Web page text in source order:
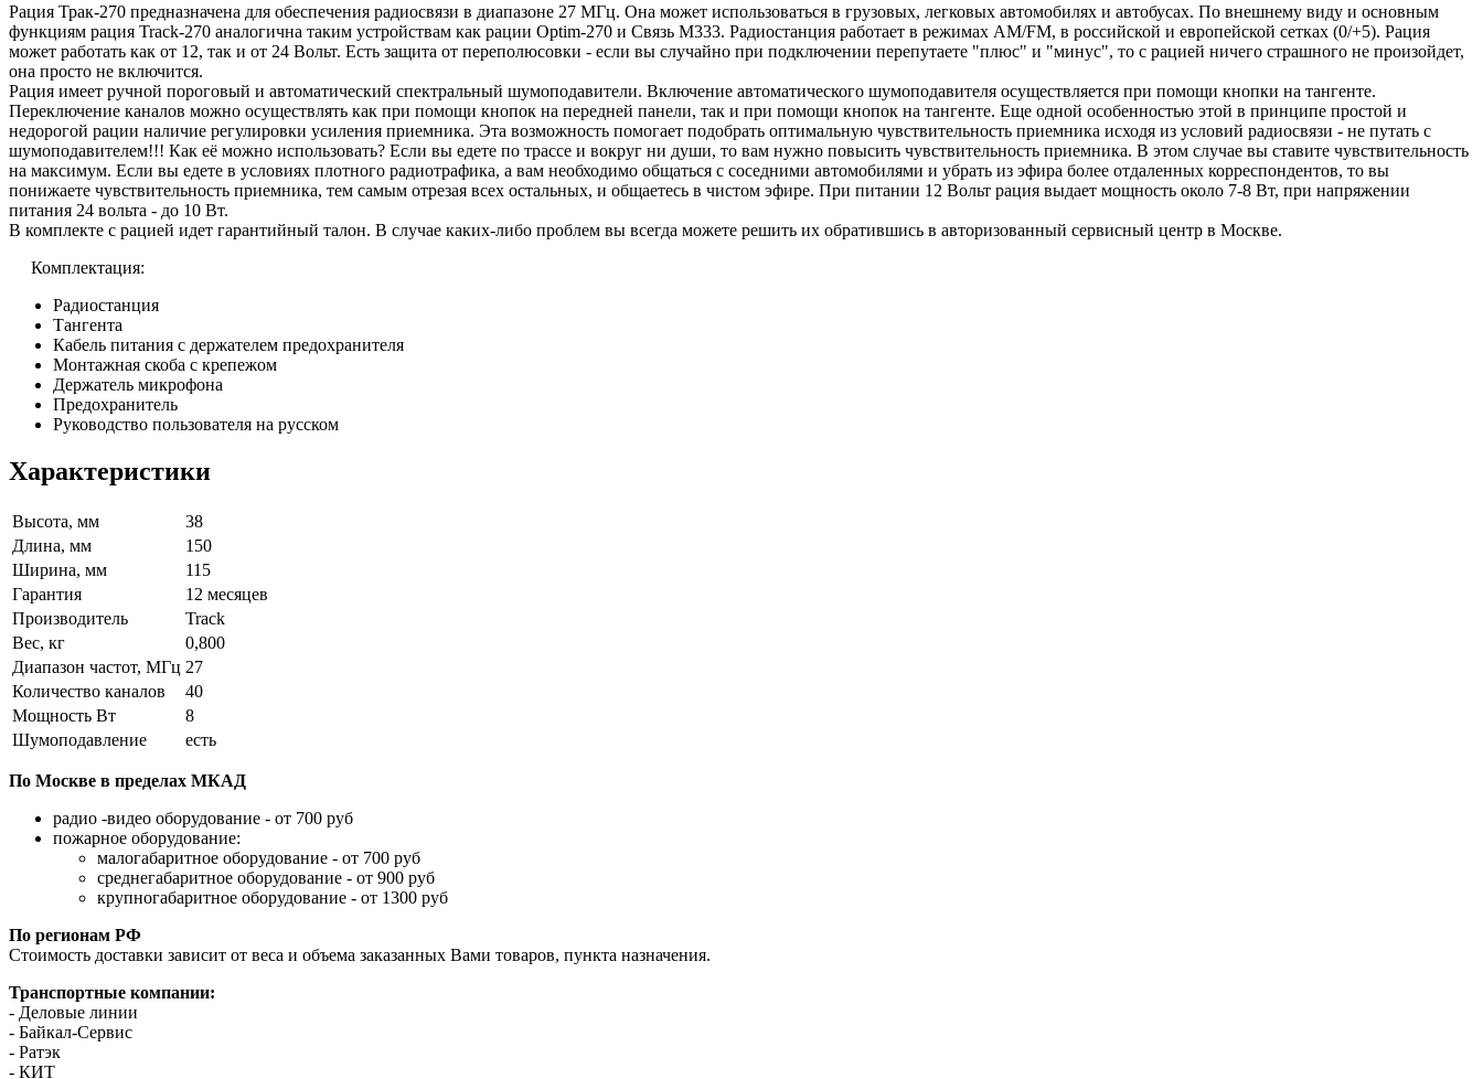
Рация Трак-270 предназначена для обеспечения радиосвязи в диапазоне 27 МГц. Она может использоваться в грузовых, легковых автомобилях и автобусах. По внешнему виду и основным
функциям рация Track-270 аналогична таким устройствам как рации Optim-270 и Связь М333. Радиостанция работает в режимах AM/FM, в российской и европейской сетках (0/+5). Рация
может работать как от 12, так и от 24 Вольт. Есть защита от переполюсовки - если вы случайно при подключении перепутаете "плюс" и "минус", то с рацией ничего страшного не произойдет,
она просто не включится.
Рация имеет ручной пороговый и автоматический спектральный шумоподавители. Включение автоматического шумоподавителя осуществляется при помощи кнопки на тангенте.
Переключение каналов можно осуществлять как при помощи кнопок на передней панели, так и при помощи кнопок на тангенте. Еще одной особенностью этой в принципе простой и
недорогой рации наличие регулировки усиления приемника. Эта возможность помогает подобрать оптимальную чувствительность приемника исходя из условий радиосвязи - не путать с
шумоподавителем!!! Как её можно использовать? Если вы едете по трассе и вокруг ни души, то вам нужно повысить чувствительность приемника. В этом случае вы ставите чувствительность
на максимум. Если вы едете в условиях плотного радиотрафика, а вам необходимо общаться с соседними автомобилями и убрать из эфира более отдаленных корреспондентов, то вы
понижаете чувствительность приемника, тем самым отрезая всех остальных, и общаетесь в чистом эфире. При питании 12 Вольт рация выдает мощность около 7-8 Вт, при напряжении
питания 24 вольта - до 10 Вт.
В комплекте с рацией идет гарантийный талон. В случае каких-либо проблем вы всегда можете решить их обратившись в авторизованный сервисный центр в Москве.
Комплектация:
Радиостанция
Тангента
Кабель питания с держателем предохранителя
Монтажная скоба с крепежом
Держатель микрофона
Предохранитель
Руководство пользователя на русском
Характеристики
Высота, мм
38
Длина, мм
150
Ширина, мм
115
Гарантия
12 месяцев
Производитель
Track
Вес, кг
0,800
Диапазон частот, МГц 27
Количество каналов
40
Мощность Вт
8
Шумоподавление
есть
По Москве в пределах МКАД
радио -видео оборудование - от 700 руб
пожарное оборудование:
малогабаритное оборудование - от 700 руб
среднегабаритное оборудование - от 900 руб
крупногабаритное оборудование - от 1300 руб
По регионам РФ
Стоимость доставки зависит от веса и объема заказанных Вами товаров, пункта назначения.
Транспортные компании:
- Деловые линии
- Байкал-Сервис
- Ратэк
- КИТ